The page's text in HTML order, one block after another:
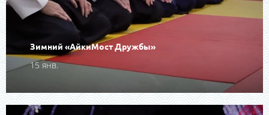
Зимний «АйкиМост Дружбы»
15 янв.